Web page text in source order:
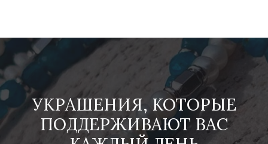
УКРАШЕНИЯ, КОТОРЫЕ
ПОДДЕРЖИВАЮТ ВАС